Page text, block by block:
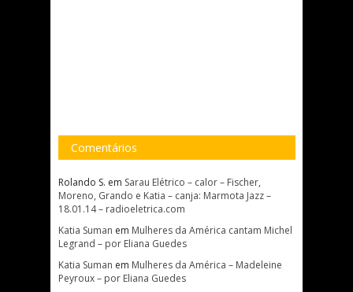
Comentários
Rolando S. em Sarau Elétrico – calor – Fischer,
Moreno, Grando e Katia – canja: Marmota Jazz –
18.01.14 – radioeletrica.com
Katia Suman em Mulheres da América cantam Michel
Legrand – por Eliana Guedes
Katia Suman em Mulheres da América – Madeleine
Peyroux – por Eliana Guedes